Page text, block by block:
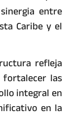
entre
Caribe y el
refleja
las
integral en
en la